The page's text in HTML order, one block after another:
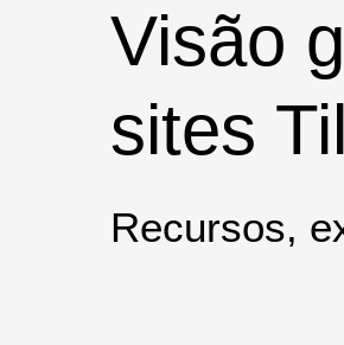
Visão
sites
Recursos,